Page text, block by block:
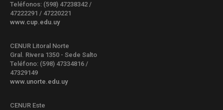
Teléfonos: (598) 47238342 /
47222291 / 47220221
www.cup.edu.uy
CENUR Litoral Norte
Gral. Rivera 1350 - Sede Salto
Teléfono: (598) 47334816 /
47329149
www.unorte.edu.uy
CENUR Este